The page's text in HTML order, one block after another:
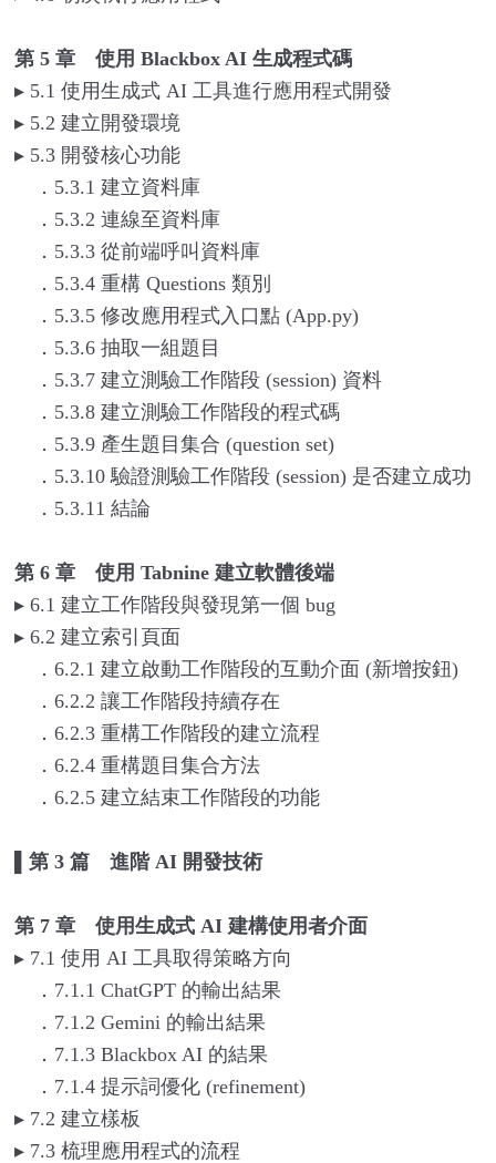
第 5 章 使用 Blackbox AI 生成程式碼
▸ 5.1 使用生成式 AI 工具進行應用程式開發
▸ 5.2 建立開發環境
▸ 5.3 開發核心功能
．5.3.1 建立資料庫
．5.3.2 連線至資料庫
．5.3.3 從前端呼叫資料庫
．5.3.4 重構 Questions 類別
．5.3.5 修改應用程式入口點 (App.py)
．5.3.6 抽取一組題目
．5.3.7 建立測驗工作階段 (session) 資料
．5.3.8 建立測驗工作階段的程式碼
．5.3.9 產生題目集合 (question set)
．5.3.10 驗證測驗工作階段 (session) 是否建立成功
．5.3.11 結論
第 6 章 使用 Tabnine 建立軟體後端
▸ 6.1 建立工作階段與發現第一個 bug
▸ 6.2 建立索引頁面
．6.2.1 建立啟動工作階段的互動介面 (新增按鈕)
．6.2.2 讓工作階段持續存在
．6.2.3 重構工作階段的建立流程
．6.2.4 重構題目集合方法
．6.2.5 建立結束工作階段的功能
第 3 篇 進階 AI 開發技術
第 7 章 使用生成式 AI 建構使用者介面
▸ 7.1 使用 AI 工具取得策略方向
．7.1.1 ChatGPT 的輸出結果
．7.1.2 Gemini 的輸出結果
．7.1.3 Blackbox AI 的結果
．7.1.4 提示詞優化 (refinement)
▸ 7.2 建立樣板
▸ 7.3 梳理應用程式的流程